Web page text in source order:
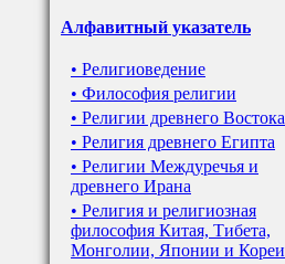
Алфавитный указатель
• Религиоведение
• Философия религии
• Религии древнего Востока
• Религия древнего Египта
• Религии Междуречья и
древнего Ирана
• Религия и религиозная
философия Китая, Тибета,
Монголии, Японии и Кореи